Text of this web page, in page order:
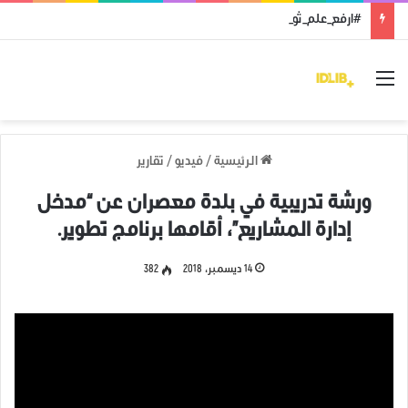
#ارفع_علم_ثورتك: رمز النضال ووحدة الهدف
القائمة
الرئيسية / فيديو / تقارير
ورشة تدريبية في بلدة معصران عن “مدخل
إدارة المشاريع”، أقامها برنامج تطوير.
14 ديسمبر، 2018 382